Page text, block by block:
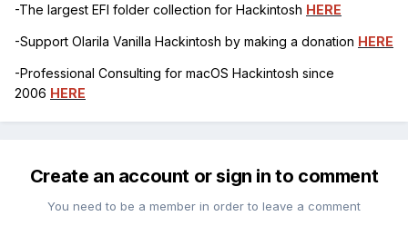
-The largest EFI folder collection for Hackintosh HERE
-Support Olarila Vanilla Hackintosh by making a donation HERE
-Professional Consulting for macOS Hackintosh since
2006 HERE
Create an account or sign in to comment
You need to be a member in order to leave a comment